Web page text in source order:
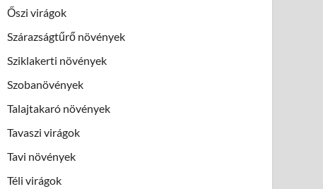
Őszi virágok
Szárazságtűrő növények
Sziklakerti növények
Szobanövények
Talajtakaró növények
Tavaszi virágok
Tavi növények
Téli virágok